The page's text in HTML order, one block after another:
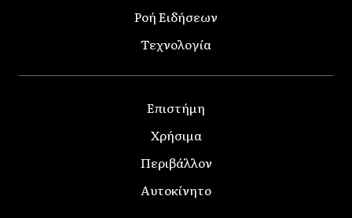
Ροή Ειδήσεων
Τεχνολογία
Επιστήμη
Χρήσιμα
Περιβάλλον
Αυτοκίνητο